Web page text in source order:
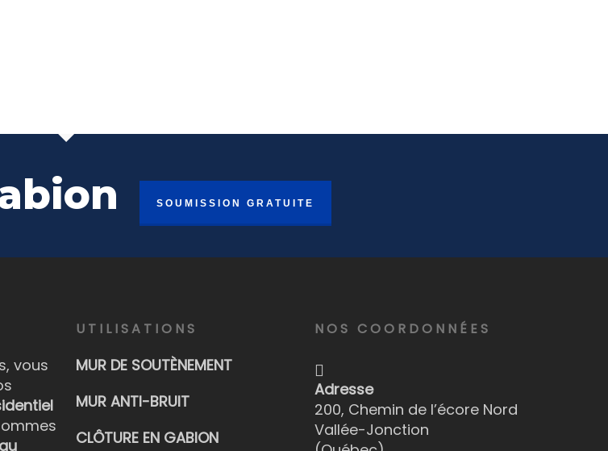
SOUMISSION GRATUITE
vous
UTILISATIONS
MUR DE SOUTÈNEMENT
MUR ANTI-BRUIT
CLÔTURE EN GABION
NOS COORDONNÉES
Adresse
200, Chemin de l’écore Nord
Vallée-Jonction